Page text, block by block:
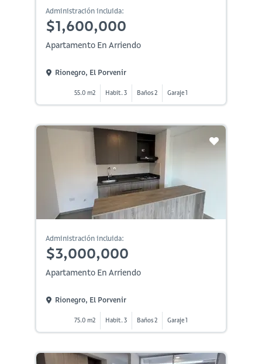
Administración incluida:
$1,600,000
Apartamento En Arriendo
Rionegro, El Porvenir
55.0 m2 Habit. 3 Baños 2 Garaje 1
Administración incluida:
$3,000,000
Apartamento En Arriendo
Rionegro, El Porvenir
75.0 m2 Habit. 3 Baños 2 Garaje 1